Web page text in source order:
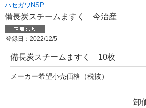
ハセガワNSP
備長炭スチームますく 今治産
登録日：2022/12/5
備長炭スチームますく 10枚
メーカー希望小売価格（税抜）
卸